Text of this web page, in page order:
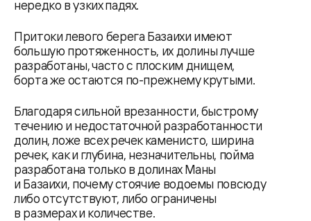
нередко в узких падях.
Притоки левого берега Базаихи имеют
большую протяженность, их долины лучше
разработаны, часто с плоским днищем,
борта же остаются по-прежнему крутыми.
Благодаря сильной врезанности, быстрому
течению и недостаточной разработанности
долин, ложе всех речек каменисто, ширина
речек, как и глубина, незначительны, пойма
разработана только в долинах Маны
и Базаихи, почему стоячие водоемы повсюду
либо отсутствуют, либо ограничены
в размерах и количестве.